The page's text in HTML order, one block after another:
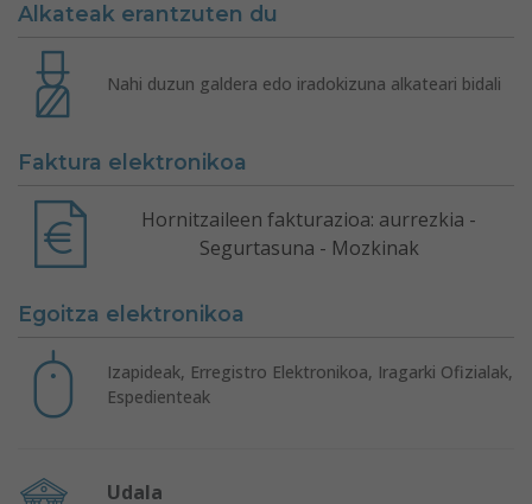
Alkateak erantzuten du
Nahi duzun galdera edo iradokizuna alkateari bidali
Faktura elektronikoa
Hornitzaileen fakturazioa: aurrezkia -
Segurtasuna - Mozkinak
Egoitza elektronikoa
Izapideak, Erregistro Elektronikoa, Iragarki Ofizialak,
Espedienteak
Udala